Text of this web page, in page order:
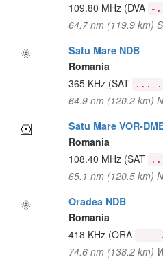
109.80 MHz (DVA -
64.7 nm (119.9 km)
Satu Mare NDB
Romania
365 KHz (SAT ...
64.9 nm (120.2 km)
Satu Mare VOR-
Romania
108.40 MHz (SAT
65.1 nm (120.5 km)
Oradea NDB
Romania
418 KHz (ORA ---
74.6 nm (138.2 km)